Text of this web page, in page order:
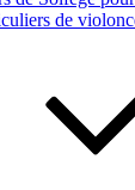
de